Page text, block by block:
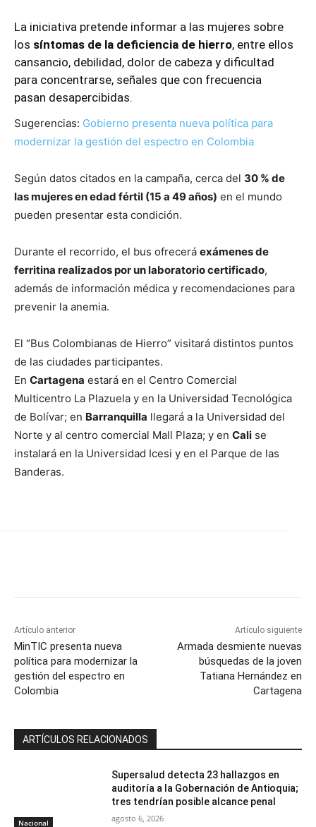
La iniciativa pretende informar a las mujeres sobre
los síntomas de la deficiencia de hierro, entre ellos
cansancio, debilidad, dolor de cabeza y dificultad
para concentrarse, señales que con frecuencia
pasan desapercibidas.
Sugerencias: Gobierno presenta nueva política para
modernizar la gestión del espectro en Colombia
Según datos citados en la campaña, cerca del 30 % de
las mujeres en edad fértil (15 a 49 años) en el mundo
pueden presentar esta condición.
Durante el recorrido, el bus ofrecerá exámenes de
ferritina realizados por un laboratorio certificado,
además de información médica y recomendaciones para
prevenir la anemia.
El “Bus Colombianas de Hierro” visitará distintos puntos
de las ciudades participantes.
En Cartagena estará en el Centro Comercial
Multicentro La Plazuela y en la Universidad Tecnológica
de Bolívar; en Barranquilla llegará a la Universidad del
Norte y al centro comercial Mall Plaza; y en Cali se
instalará en la Universidad Icesi y en el Parque de las
Banderas.
Artículo anterior
MinTIC presenta nueva
política para modernizar la
gestión del espectro en
Colombia
Artículo siguiente
Armada desmiente nuevas
búsquedas de la joven
Tatiana Hernández en
Cartagena
ARTÍCULOS RELACIONADOS
Nacional
Supersalud detecta 23 hallazgos en
auditoría a la Gobernación de Antioquia;
tres tendrían posible alcance penal
agosto 6, 2026